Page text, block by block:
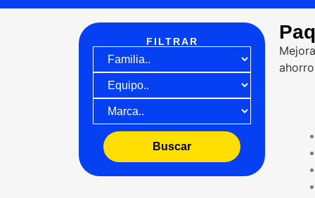
FILTRAR
Buscar